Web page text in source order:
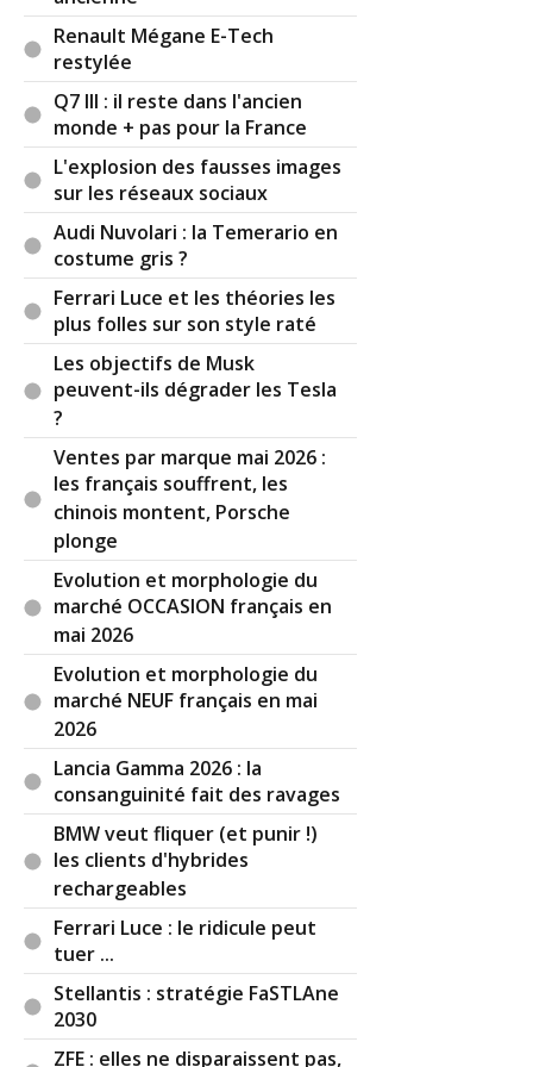
28 20:44:55) : On n'a pas la même définition du
désirable... Lol
Réagir à ce commentaire
(Votre post sera visible sous le commentaire)
ParTib TOP CONTRIBUTEUR
21 15:23:23)
La tablette a une forme bizarre, on croirait qu'elle
est posée là, juste comme ça à l'arrache.
Par contre cher administrateur, arrêtez de tout
raporter à Tesla. Je ne vois vraiment aucun lien
entre cet intérieur Bmw et l'intérieur des Tesla.
Dans ce cas tous les intérieurs sont les mêmes vu
qu'ils se ressemblent tous à des exceptions
excentriques près.
Il y a
Par
(2025-01-21 17:47:11) : Vous ne voyez vraiment
pas le rapport ? Vraiment ?...
ParTib TOP CONTRIBUTEUR(2025-01-21
18:55:23) : Je vois bien que la base de cette
planche de bord sans le bandeau supérieur
d'écrans est presque identique à Tesla mais c'est
devenu similaire sur les chinoises.
Vous êtes au courant que juste les commodos
dans les voitures sont conçus et fabriqués par
des équipementiers et qu'ils se retrouvent sur
des modèles de marques concurrentes selon le
pays dans lequel c'est assemblé, au hasard la
Renault Mégane E-Tech
restylée
Q7 III : il reste dans l'ancien
monde + pas pour la France
L'explosion des fausses images
sur les réseaux sociaux
Audi Nuvolari : la Temerario en
costume gris ?
Ferrari Luce et les théories les
plus folles sur son style raté
Les objectifs de Musk
peuvent-ils dégrader les Tesla
?
Ventes par marque mai 2026 :
les français souffrent, les
chinois montent, Porsche
plonge
Evolution et morphologie du
marché OCCASION français en
mai 2026
Evolution et morphologie du
marché NEUF français en mai
2026
Lancia Gamma 2026 : la
consanguinité fait des ravages
BMW veut fliquer (et punir !)
les clients d'hybrides
rechargeables
Ferrari Luce : le ridicule peut
tuer ...
Stellantis : stratégie FaSTLAne
2030
ZFE : elles ne disparaissent pas,